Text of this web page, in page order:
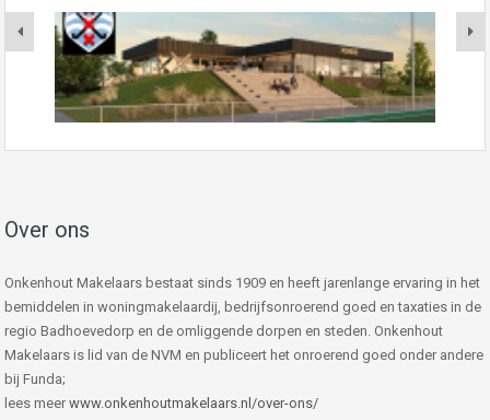
Over ons
Onkenhout Makelaars bestaat sinds 1909 en heeft jarenlange ervaring in het
bemiddelen in woningmakelaardij, bedrijfsonroerend goed en taxaties in de
regio Badhoevedorp en de omliggende dorpen en steden. Onkenhout
Makelaars is lid van de NVM en publiceert het onroerend goed onder andere
bij Funda;
lees meer www.onkenhoutmakelaars.nl/over-ons/